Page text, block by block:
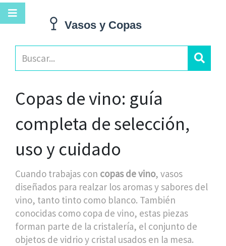
Copas de vino: guía
completa de selección,
uso y cuidado
Cuando trabajas con copas de vino, vasos
diseñados para realzar los aromas y sabores del
vino, tanto tinto como blanco. También
conocidas como copa de vino, estas piezas
forman parte de la cristalería, el conjunto de
objetos de vidrio y cristal usados en la mesa.